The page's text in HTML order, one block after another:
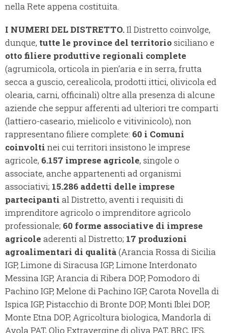
nella Rete appena costituita.
I NUMERI DEL DISTRETTO.Il Distretto coinvolge,
dunque, tutte le province del territoriosiciliano e
otto filiere produttive regionali complete
(agrumicola, orticola in pien’aria e in serra, frutta
secca a guscio, cerealicola, prodotti ittici, olivicola ed
olearia, carni, officinali) oltre alla presenza di alcune
aziende che seppur afferenti ad ulteriori tre comparti
(lattiero-caseario, mielicolo e vitivinicolo), non
rappresentano filiere complete: 60 i Comuni
coinvolti nei cui territori insistono le imprese
agricole, 6.157 imprese agricole, singole o
associate, anche appartenenti ad organismi
associativi; 15.286 addetti delle imprese
partecipanti al Distretto, aventi i requisiti di
imprenditore agricolo o imprenditore agricolo
professionale; 60 forme associative di imprese
agricole aderenti al Distretto; 17 produzioni
agroalimentari di qualità(Arancia Rossa di Sicilia
IGP, Limone di Siracusa IGP, Limone Interdonato
Messina IGP, Arancia di Ribera DOP, Pomodoro di
Pachino IGP, Melone di Pachino IGP, Carota Novella di
Ispica IGP, Pistacchio di Bronte DOP, Monti Iblei DOP,
Monte Etna DOP, Agricoltura biologica, Mandorla di
Avola PAT, Olio Extravergine di oliva PAT, BRC, IFS,